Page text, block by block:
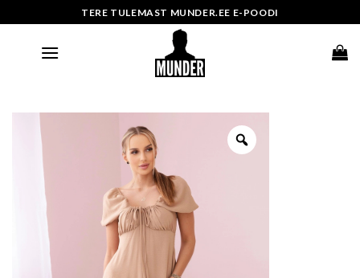
to
TERE TULEMAST MUNDER.EE E-POODI